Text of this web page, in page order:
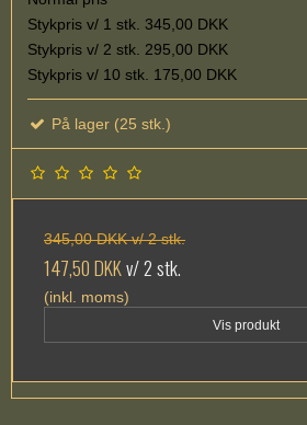
Stykpris v/ 1 stk. 345,00 DKK
Stykpris v/ 2 stk. 295,00 DKK
Stykpris v/ 10 stk. 175,00 DKK
På lager (25 stk.)
345,00 DKK v/ 2 stk.
147,50 DKKv/ 2 stk.
(inkl. moms)
Vis produkt